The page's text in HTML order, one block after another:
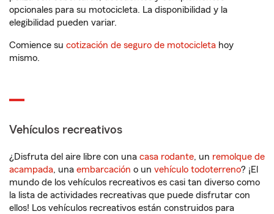
opcionales para su motocicleta. La disponibilidad y la
elegibilidad pueden variar.
Comience su cotización de seguro de motocicleta hoy
mismo.
Vehículos recreativos
¿Disfruta del aire libre con una casa rodante, un remolque de
acampada, una embarcación o un vehículo todoterreno? ¡El
mundo de los vehículos recreativos es casi tan diverso como
la lista de actividades recreativas que puede disfrutar con
ellos! Los vehículos recreativos están construidos para